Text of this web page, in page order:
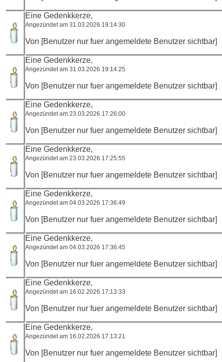
Eine Gedenkkerze,
Angezündet am 31.03.2026 19:14:30
Von [Benutzer nur fuer angemeldete Benutzer sichtbar]
Eine Gedenkkerze,
Angezündet am 31.03.2026 19:14:25
Von [Benutzer nur fuer angemeldete Benutzer sichtbar]
Eine Gedenkkerze,
Angezündet am 23.03.2026 17:26:00
Von [Benutzer nur fuer angemeldete Benutzer sichtbar]
Eine Gedenkkerze,
Angezündet am 23.03.2026 17:25:55
Von [Benutzer nur fuer angemeldete Benutzer sichtbar]
Eine Gedenkkerze,
Angezündet am 04.03.2026 17:36:49
Von [Benutzer nur fuer angemeldete Benutzer sichtbar]
Eine Gedenkkerze,
Angezündet am 04.03.2026 17:36:45
Von [Benutzer nur fuer angemeldete Benutzer sichtbar]
Eine Gedenkkerze,
Angezündet am 16.02.2026 17:13:33
Von [Benutzer nur fuer angemeldete Benutzer sichtbar]
Eine Gedenkkerze,
Angezündet am 16.02.2026 17:13:21
Von [Benutzer nur fuer angemeldete Benutzer sichtbar]